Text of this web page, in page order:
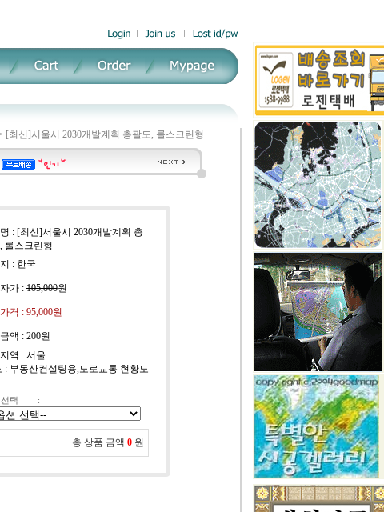
[최신]서울시 2030개발계획 총괄도, 롤스크린형
: [최신]서울시 2030개발계획 총
롤스크린형
: 한국
가 :105,000원
격 : 95,000원
액 : 200원
역 : 서울
: 부동산컨설팅용,도로교통 현황도
택 :
총 상품 금액 0 원